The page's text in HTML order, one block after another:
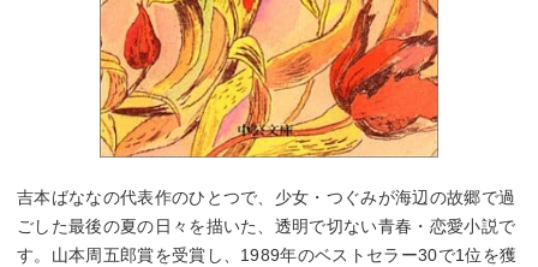
吉本ばななの代表作のひとつで、少女・つぐみが海辺の故郷で過
ごした最後の夏の日々を描いた、透明で切ない青春・恋愛小説で
す。山本周五郎賞を受賞し、1989年のベストセラー30で1位を獲